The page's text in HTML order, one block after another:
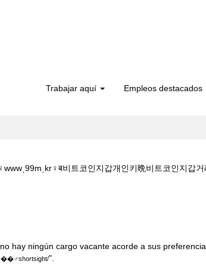
Trabajar aquí Empleos destacados
비트코인지갑개인키晩비트코인지
hay ningún cargo vacante acorde a sus
".